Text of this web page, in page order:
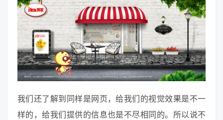
我们还了解到同样是网页，给我们的视觉效果是不一
样的，给我们提供的信息也是不尽相同的。所以说不